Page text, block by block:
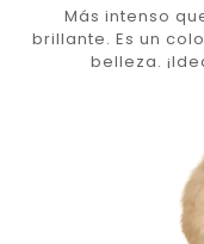
Más intenso
brillante. Es un
belleza.